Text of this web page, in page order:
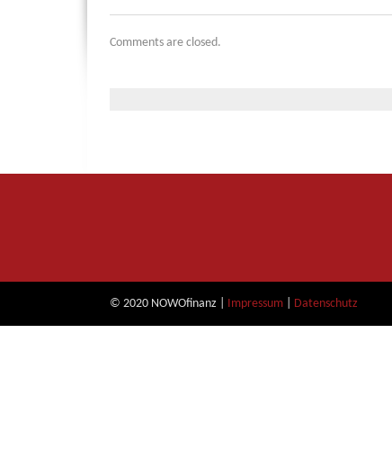
Comments are closed.
© 2020 NOWOfinanz | Impressum Datenschutz